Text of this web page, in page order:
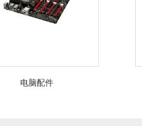
电脑配件